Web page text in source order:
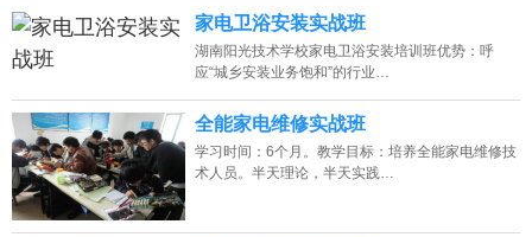
点击免费咨询电话：13807313137
家电卫浴安装实战班
湖南阳光技术学校家电卫浴安装培训班优势：呼
应“城乡安装业务饱和”的行业…
全能家电维修实战班
学习时间：6个月。教学目标：培养全能家电维修技
术人员。半天理论，半天实践…